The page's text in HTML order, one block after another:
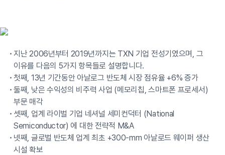
지난 2006년부터 2019년까지는 TXN 기업 전성기였으며, 그
이유를 다음의 5가지 항목들로 설명합니다.
첫째, 13년 기간동안 아날로그 반도체 시장 점유율 +6% 증가
둘째, 낮은 수익성의 비주력 사업 (메모리칩, 스마트폰 프로세서)
부문 매각
셋째, 업계 라이벌 기업 네셔널 세미컨덕터 (National
Semiconductor) 에 대한 전략적 M&A
넷째, 글로벌 반도체 업계 최초 +300-mm 아날로드 웨이퍼 생산
시설 확보